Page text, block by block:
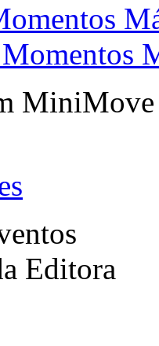
MiniMove
Editora